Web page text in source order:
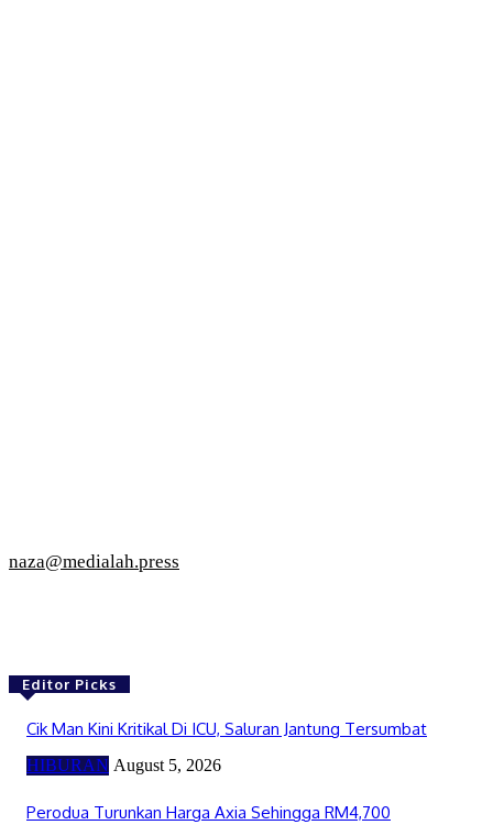
naza@medialah.press
Editor Picks
Cik Man Kini Kritikal Di ICU, Saluran Jantung Tersumbat
HIBURAN August 5, 2026
Perodua Turunkan Harga Axia Sehingga RM4,700